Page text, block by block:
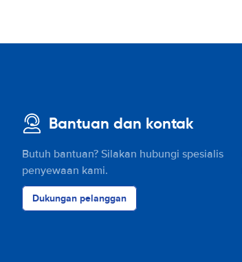
Bantuan dan kontak
Butuh bantuan? Silakan hubungi spesialis
penyewaan kami.
Dukungan pelanggan